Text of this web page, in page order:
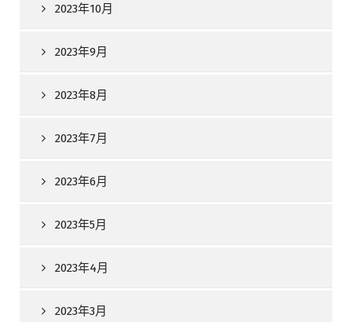
2023年10月
2023年9月
2023年8月
2023年7月
2023年6月
2023年5月
2023年4月
2023年3月